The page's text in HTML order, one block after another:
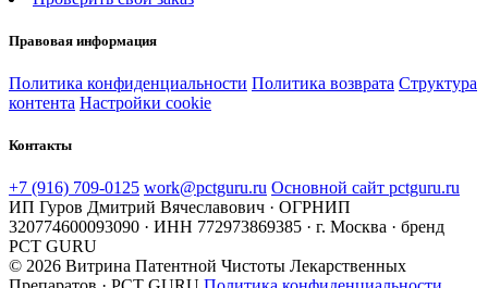
Правовая информация
Политика конфиденциальности Политика возврата Структура
контента Настройки cookie
Контакты
+7 (916) 709-0125 work@pctguru.ru Основной сайт pctguru.ru
ИП Гуров Дмитрий Вячеславович · ОГРНИП
320774600093090 · ИНН 772973869385 · г. Москва · бренд
PCT GURU
© 2026 Витрина Патентной Чистоты Лекарственных